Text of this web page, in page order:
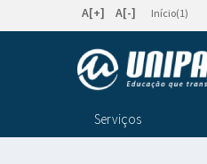
A[+] A[-] Início(1)
Serviços